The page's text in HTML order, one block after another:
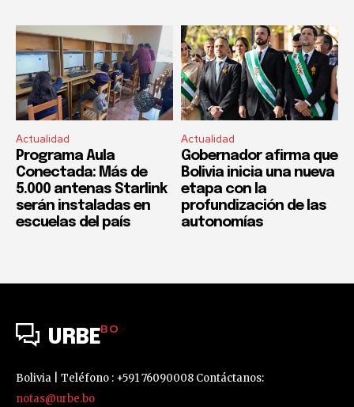
Actualidad
Programa Aula
Conectada: Más de
5.000 antenas Starlink
serán instaladas en
escuelas del país
Actualidad
Gobernador afirma que
Bolivia inicia una nueva
etapa con la
profundización de las
autonomías
URBEBO
Bolivia | Teléfono : +591 76090008 Contáctanos:
notas@urbe.bo